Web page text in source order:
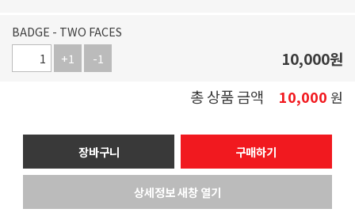
BADGE - TWO FACES
+1
-1 10,000원
총 상품 금액
10,000 원
장바구니 구매하기
상세정보 새창 열기